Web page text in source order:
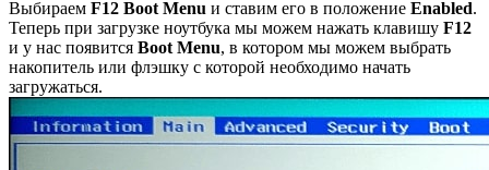
Выбираем F12 Boot Menu и ставим его в положение Enabled.
Теперь при загрузке ноутбука мы можем нажать клавишу F12
и у нас появится Boot Menu, в котором мы можем выбрать
накопитель или флэшку с которой необходимо начать
загружаться.